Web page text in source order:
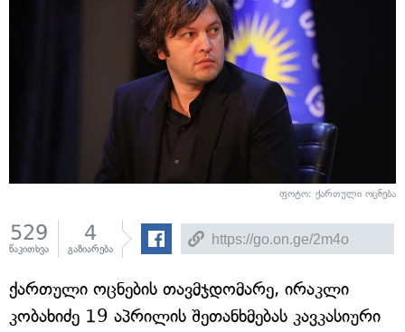
ფოტო: ქართული ოცნება
529
წაკითხვა
4
გაზიარება
ქართული ოცნების თავმჯდომარე, ირაკლი
კობახიძე 19 აპრილის შეთანხმებას კავკასიური